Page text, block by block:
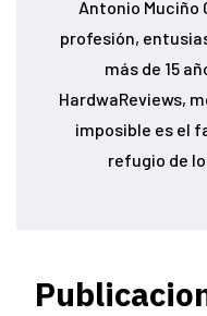
Antonio Muciño
profesión,
más de 15
HardwaReviews,
imposible es el
refugio de